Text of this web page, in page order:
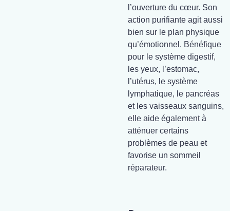
l’ouverture du cœur. Son
action purifiante agit aussi
bien sur le plan physique
qu’émotionnel. Bénéfique
pour le système digestif,
les yeux, l’estomac,
l’utérus, le système
lymphatique, le pancréas
et les vaisseaux sanguins,
elle aide également à
atténuer certains
problèmes de peau et
favorise un sommeil
réparateur.